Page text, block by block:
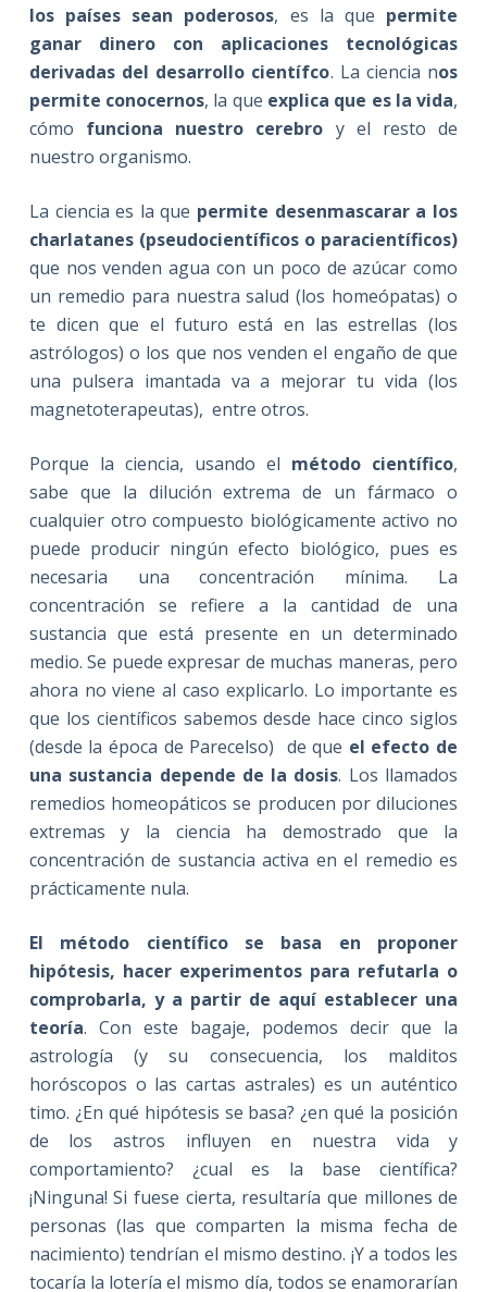
los países sean poderosos, es la que permite
ganar dinero con aplicaciones tecnológicas
derivadas del desarrollo científco. La ciencia nos
permite conocernos, la que explica que es la vida,
cómo funciona nuestro cerebro y el resto de
nuestro organismo.
La ciencia es la que permite desenmascarar a los
charlatanes (pseudocientíficos o paracientíficos)
que nos venden agua con un poco de azúcar como
un remedio para nuestra salud (los homeópatas) o
te dicen que el futuro está en las estrellas (los
astrólogos) o los que nos venden el engaño de que
una pulsera imantada va a mejorar tu vida (los
magnetoterapeutas), entre otros.
Porque la ciencia, usando el método científico,
sabe que la dilución extrema de un fármaco o
cualquier otro compuesto biológicamente activo no
puede producir ningún efecto biológico, pues es
necesaria una concentración mínima. La
concentración se refiere a la cantidad de una
sustancia que está presente en un determinado
medio. Se puede expresar de muchas maneras, pero
ahora no viene al caso explicarlo. Lo importante es
que los científicos sabemos desde hace cinco siglos
(desde la época de Parecelso) de que el efecto de
una sustancia depende de la dosis. Los llamados
remedios homeopáticos se producen por diluciones
extremas y la ciencia ha demostrado que la
concentración de sustancia activa en el remedio es
prácticamente nula.
El método científico se basa en proponer
hipótesis, hacer experimentos para refutarla o
comprobarla, y a partir de aquí establecer una
teoría. Con este bagaje, podemos decir que la
astrología (y su consecuencia, los malditos
horóscopos o las cartas astrales) es un auténtico
timo. ¿En qué hipótesis se basa? ¿en qué la posición
de los astros influyen en nuestra vida y
comportamiento? ¿cual es la base científica?
¡Ninguna! Si fuese cierta, resultaría que millones de
personas (las que comparten la misma fecha de
nacimiento) tendrían el mismo destino. ¡Y a todos les
tocaría la lotería el mismo día, todos se enamorarían